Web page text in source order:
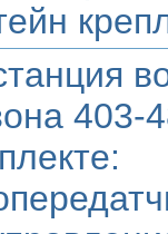
403-